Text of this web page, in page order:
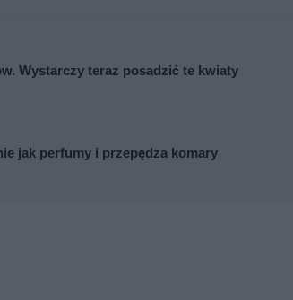
Wystarczy teraz posadzić te kwiaty
jak perfumy i przepędza komary